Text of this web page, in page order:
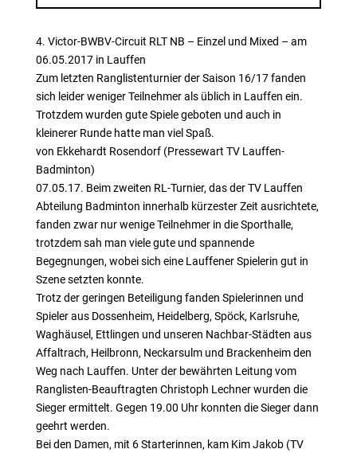
4. Victor-BWBV-Circuit RLT NB – Einzel und Mixed – am
06.05.2017 in Lauffen
Zum letzten Ranglistenturnier der Saison 16/17 fanden
sich leider weniger Teilnehmer als üblich in Lauffen ein.
Trotzdem wurden gute Spiele geboten und auch in
kleinerer Runde hatte man viel Spaß.
von Ekkehardt Rosendorf (Pressewart TV Lauffen-
Badminton)
07.05.17. Beim zweiten RL-Turnier, das der TV Lauffen
Abteilung Badminton innerhalb kürzester Zeit ausrichtete,
fanden zwar nur wenige Teilnehmer in die Sporthalle,
trotzdem sah man viele gute und spannende
Begegnungen, wobei sich eine Lauffener Spielerin gut in
Szene setzten konnte.
Trotz der geringen Beteiligung fanden Spielerinnen und
Spieler aus Dossenheim, Heidelberg, Spöck, Karlsruhe,
Waghäusel, Ettlingen und unseren Nachbar-Städten aus
Affaltrach, Heilbronn, Neckarsulm und Brackenheim den
Weg nach Lauffen. Unter der bewährten Leitung vom
Ranglisten-Beauftragten Christoph Lechner wurden die
Sieger ermittelt. Gegen 19.00 Uhr konnten die Sieger dann
geehrt werden.
Bei den Damen, mit 6 Starterinnen, kam Kim Jakob (TV